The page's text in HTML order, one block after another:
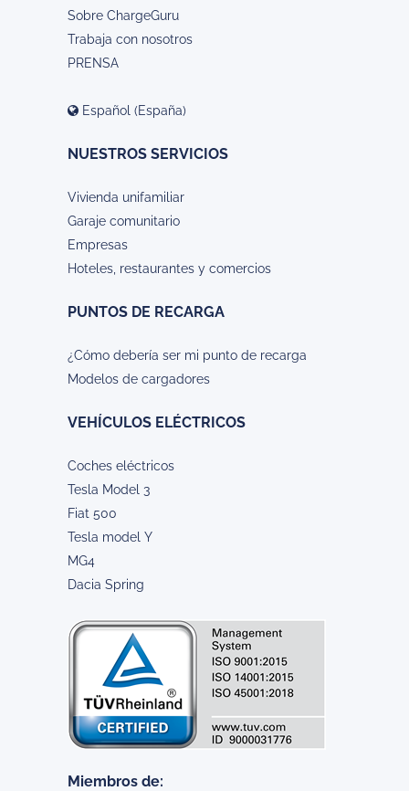
Sobre ChargeGuru
Trabaja con nosotros
PRENSA
Español (España)
NUESTROS SERVICIOS
Vivienda unifamiliar
Garaje comunitario
Empresas
Hoteles, restaurantes y comercios
PUNTOS DE RECARGA
¿Cómo debería ser mi punto de recarga
Modelos de cargadores
VEHÍCULOS ELÉCTRICOS
Coches eléctricos
Tesla Model 3
Fiat 500
Tesla model Y
MG4
Dacia Spring
Miembros de: